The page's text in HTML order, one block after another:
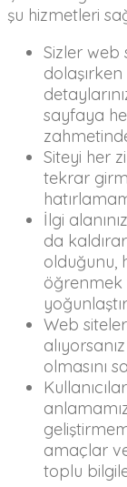
şu hizmetleri
Sizler web
sayfaya
Siteyi her
tekrar
İlgi
da
olduğunu,
öğrenmek
Web
olmasını
amaçlar
toplu